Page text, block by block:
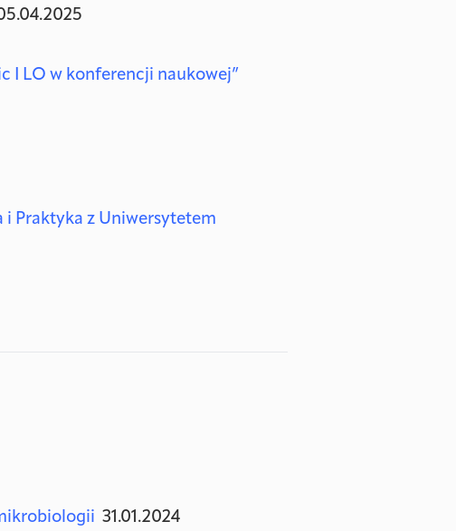
I LO w konferencji naukowej”
i Praktyka z Uniwersytetem
31.01.2024